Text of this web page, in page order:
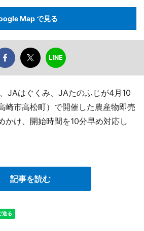
Map で見る
JAはぐくみ、JAたのふじが4月10
崎市高松町）で開催した農産物即売
かけ、開始時間を10分早め対応し
記事を読む